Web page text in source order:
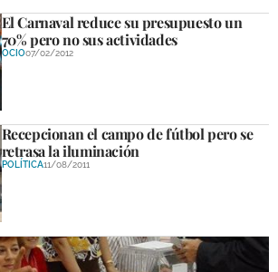
El Carnaval reduce su presupuesto un
70% pero no sus actividades
OCIO07/02/2012
Recepcionan el campo de fútbol pero se
retrasa la iluminación
POLÍTICA11/08/2011